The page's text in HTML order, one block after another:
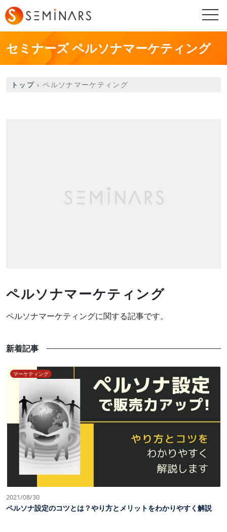
セミナーズ ペルソナマーケティング
トップ ›ペルソナマーケティング
ペルソナマーケティング
ペルソナマーケティングに関する記事です。
新着記事
マーケティング
2021/08/30
ペルソナ設定のコツとは？やり方とメリットをわかりやすく解説